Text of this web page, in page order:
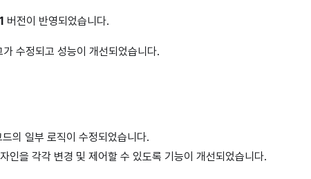
버전이 반영되었습니다.
수정되고 성능이 개선되었습니다.
의 일부 로직이 수정되었습니다.
인을 각각 변경 및 제어할 수 있도록 기능이 개선되었습니다.